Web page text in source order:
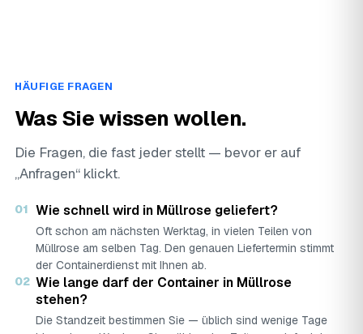
HÄUFIGE FRAGEN
Was Sie wissen wollen.
Die Fragen, die fast jeder stellt — bevor er auf
„Anfragen“ klickt.
01 Wie schnell wird in Müllrose geliefert?
Oft schon am nächsten Werktag, in vielen Teilen von
Müllrose am selben Tag. Den genauen Liefertermin stimmt
der Containerdienst mit Ihnen ab.
02 Wie lange darf der Container in Müllrose
stehen?
Die Standzeit bestimmen Sie — üblich sind wenige Tage